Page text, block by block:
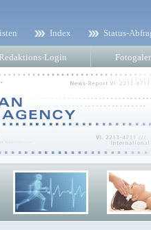
Index Status-
Login